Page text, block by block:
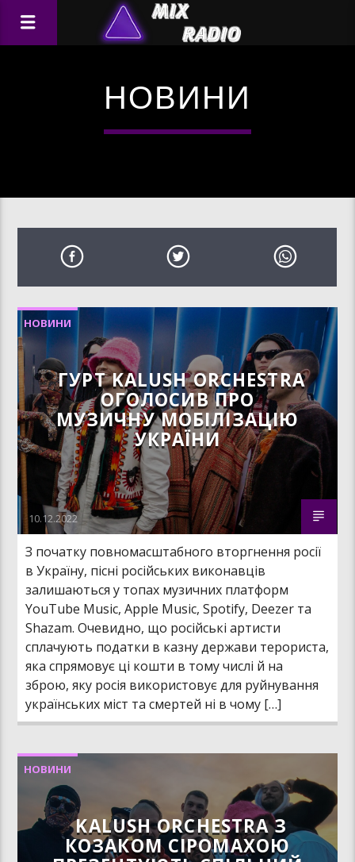
НОВИНИ
НОВИНИ
ГУРТ KALUSH ORCHESTRA
ОГОЛОСИВ ПРО
МУЗИЧНУ МОБІЛІЗАЦІЮ
УКРАЇНИ
10.12.2022
З початку повномасштабного вторгнення росії
в Україну, пісні російських виконавців
залишаються у топах музичних платформ
YouTube Music, Apple Music, Spotify, Deezer та
Shazam. Очевидно, що російські артисти
сплачують податки в казну держави терориста,
яка спрямовує ці кошти в тому числі й на
зброю, яку росія використовує для руйнування
українських міст та смертей ні в чому […]
НОВИНИ
KALUSH ORCHESTRA З
КОЗАКОМ СІРОМАХОЮ